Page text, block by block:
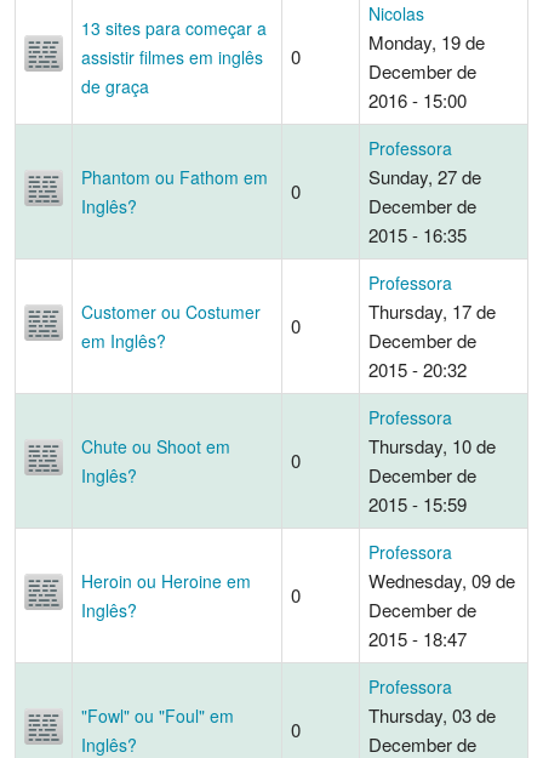
13 sites para começar a
assistir filmes em inglês
de graça
0
Nicolas
Monday, 19 de
December de
2016 - 15:00
Phantom ou Fathom em
Inglês?
0
Professora
Sunday, 27 de
December de
2015 - 16:35
Customer ou Costumer
em Inglês?
0
Professora
Thursday, 17 de
December de
2015 - 20:32
Chute ou Shoot em
Inglês?
0
Professora
Thursday, 10 de
December de
2015 - 15:59
Heroin ou Heroine em
Inglês?
0
Professora
Wednesday, 09 de
December de
2015 - 18:47
"Fowl" ou "Foul" em
Inglês?
0
Professora
Thursday, 03 de
December de